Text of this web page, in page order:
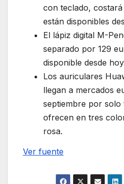
con teclado,
están disponibles
El lápiz digital M-
separado por 129
disponible desde
Los auriculares
llegan a mercados
septiembre por solo
ofrecen en tres
rosa.
Ver fuente